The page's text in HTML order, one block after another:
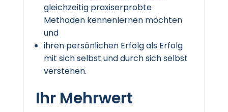
gleichzeitig praxiserprobte
Methoden kennenlernen möchten
und
ihren persönlichen Erfolg als Erfolg
mit sich selbst und durch sich selbst
verstehen.
Ihr Mehrwert